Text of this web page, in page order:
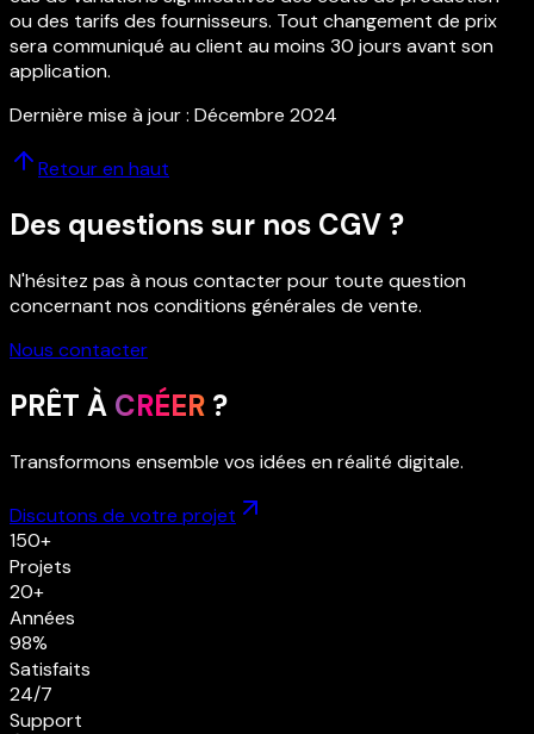
ou des tarifs des fournisseurs. Tout changement de prix
sera communiqué au client au moins 30 jours avant son
application.
Dernière mise à jour : Décembre 2024
Retour en haut
Des questions sur nos CGV ?
N'hésitez pas à nous contacter pour toute question
concernant nos conditions générales de vente.
Nous contacter
PRÊT À CRÉER ?
Transformons ensemble vos idées en réalité digitale.
Discutons de votre projet
150+
Projets
20+
Années
98%
Satisfaits
24/7
Support